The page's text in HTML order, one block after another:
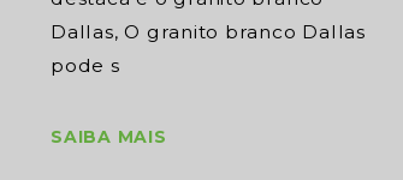
Dallas, O granito branco Dallas
pode s
SAIBA MAIS